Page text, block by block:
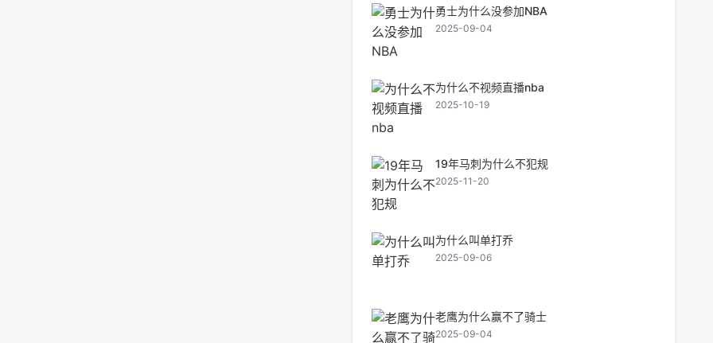
勇士为什么没参加NBA
2025-09-04
为什么不视频直播nba
2025-10-19
19年马刺为什么不犯规
2025-11-20
为什么叫单打乔
2025-09-06
老鹰为什么赢不了骑士
2025-09-04